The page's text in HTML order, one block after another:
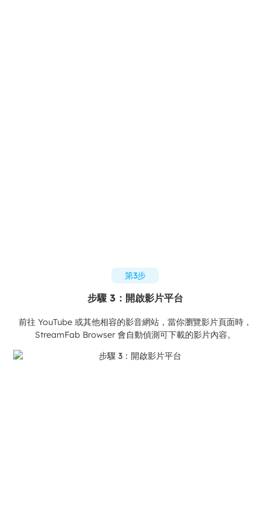
第3步
步驟 3：開啟影片平台
前往 YouTube 或其他相容的影音網站，當你瀏覽影片頁面時，
StreamFab Browser 會自動偵測可下載的影片內容。